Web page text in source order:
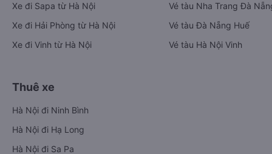
Xe đi Sapa từ Hà Nội
Xe đi Hải Phòng từ Hà Nội
Xe đi Vinh từ Hà Nội
Vé tàu Nha Trang Đà
Vé tàu Đà Nẵng Huế
Vé tàu Hà Nội Vinh
Thuê xe
Hà Nội đi Ninh Bình
Hà Nội đi Hạ Long
Hà Nội đi Sa Pa